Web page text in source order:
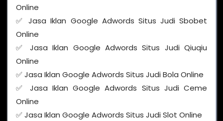
Online
✅ Jasa Iklan Google Adwords Situs Judi Sbobet
Online
✅ Jasa Iklan Google Adwords Situs Judi Qiuqiu
Online
✅ Jasa Iklan Google Adwords Situs Judi Bola Online
✅ Jasa Iklan Google Adwords Situs Judi Ceme
Online
✅ Jasa Iklan Google Adwords Situs Judi Slot Online